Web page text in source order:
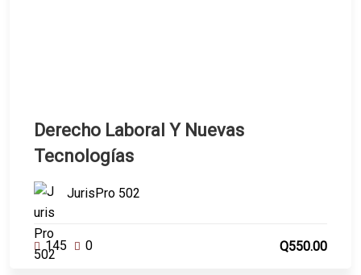
Derecho Laboral Y Nuevas
Tecnologías
JurisPro 502
145 0 Q550.00